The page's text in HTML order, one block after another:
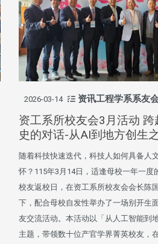
2026-03-14 资讯工程学系系友
资工系所校友会3月活动 跨
史的对话-从AI到地方创生
随着科技快速迭代，科技人如何具备人
怀？115年3月14日，适逢母校一年一度
校友返校日，在资工系所校友会会长陈
下，配合母校自发性举办了一场别开生
友交流活动。本活动以「从人工智能到
主题，带领数十位产官学界菁英校友，